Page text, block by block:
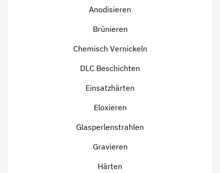
Anodisieren
Brünieren
Chemisch Vernickeln
DLC Beschichten
Einsatzhärten
Eloxieren
Glasperlenstrahlen
Gravieren
Härten